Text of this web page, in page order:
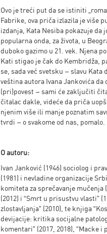
Ovo je treći put da se istiniti
Fabrike, ova priča izlazila je više
izdanja, Kata Nesiba pokazuje da
popularna onda, za života, u
duboko gazimo u 21. vek. Njena
Kati stigao je čak do Kembridža,
se, sada već svetsku – slavu
veština autora Ivana Jankovića
(pri)povest – sami će zaključiti
čitalac dakle, videće da priča
njenim više ili manje poznatim
tvrdi – o svakome od nas, pomalo.
O autoru:
Ivan Janković (1946) sociolog i
(1981) i nevladine organizacije
komiteta za sprečavanje mučenja
(2012) i “Smrt u prisustvu vlasti”
zlostavljanja” (2010), te knjiga
devijacije: kritika socijalne
komentari” (2017, 2018), “Macke i